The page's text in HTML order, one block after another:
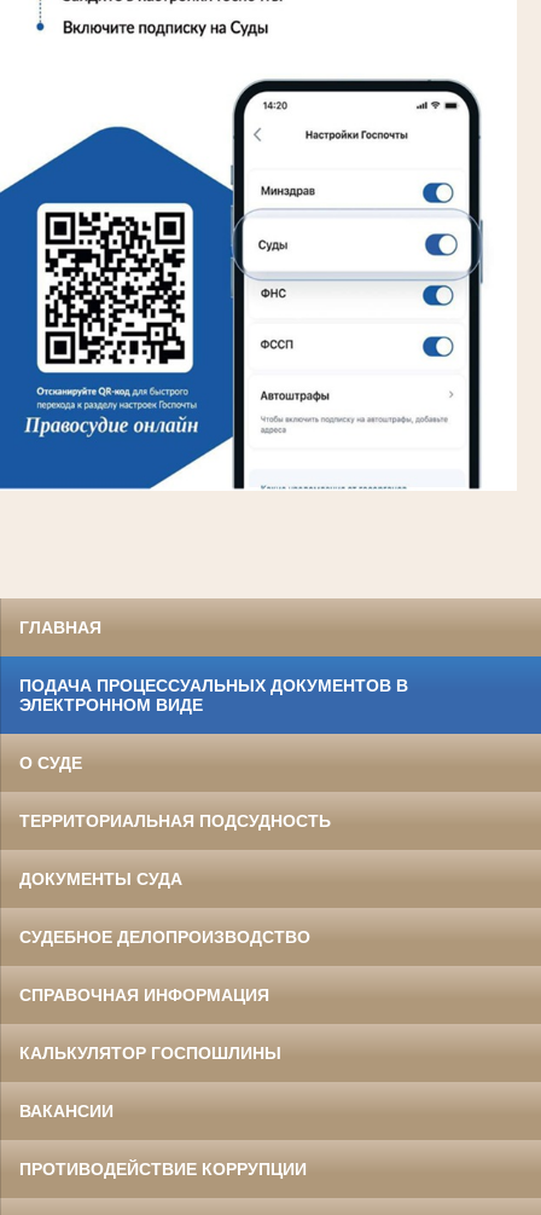
ГЛАВНАЯ
ПОДАЧА ПРОЦЕССУАЛЬНЫХ ДОКУМЕНТОВ В
ЭЛЕКТРОННОМ ВИДЕ
О СУДЕ
ТЕРРИТОРИАЛЬНАЯ ПОДСУДНОСТЬ
ДОКУМЕНТЫ СУДА
СУДЕБНОЕ ДЕЛОПРОИЗВОДСТВО
СПРАВОЧНАЯ ИНФОРМАЦИЯ
КАЛЬКУЛЯТОР ГОСПОШЛИНЫ
ВАКАНСИИ
ПРОТИВОДЕЙСТВИЕ КОРРУПЦИИ